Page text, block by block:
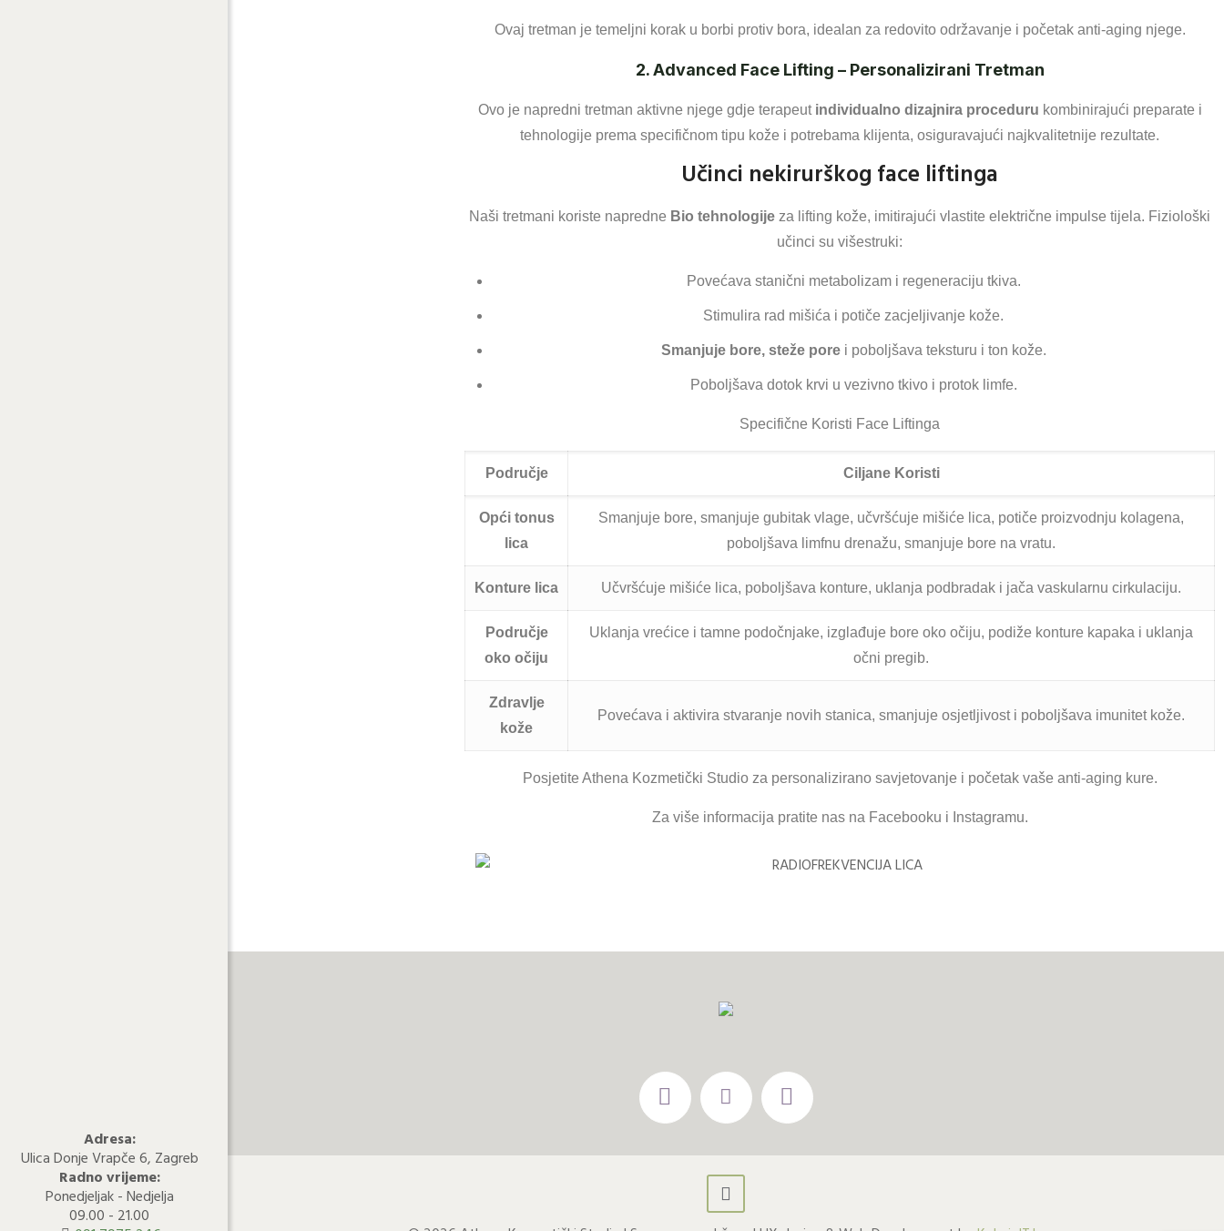
Adresa:
Ulica Donje Vrapče 6, Zagreb
Radno vrijeme:
Ponedjeljak - Nedjelja
09.00 - 21.00
Ovaj tretman je temeljni korak u borbi protiv bora, idealan za redovito održavanje i početak anti-aging njege.
2. Advanced Face Lifting – Personalizirani Tretman
Ovo je napredni tretman aktivne njege gdje terapeut individualno dizajnira proceduru kombinirajući preparate i
tehnologije prema specifičnom tipu kože i potrebama klijenta, osiguravajući najkvalitetnije rezultate.
Učinci nekirurškog face liftinga
Naši tretmani koriste napredne Bio tehnologije za lifting kože, imitirajući vlastite električne impulse tijela. Fiziološki
učinci su višestruki:
Povećava stanični metabolizam i regeneraciju tkiva.
Stimulira rad mišića i potiče zacjeljivanje kože.
Smanjuje bore, steže porei poboljšava teksturu i ton kože.
Poboljšava dotok krvi u vezivno tkivo i protok limfe.
Specifične Koristi Face Liftinga
Područje Ciljane Koristi
Opći tonus
lica
Smanjuje bore, smanjuje gubitak vlage, učvršćuje mišiće lica, potiče proizvodnju kolagena,
poboljšava limfnu drenažu, smanjuje bore na vratu.
Konture lica Učvršćuje mišiće lica, poboljšava konture, uklanja podbradak i jača vaskularnu cirkulaciju.
Područje
oko očiju
Uklanja vrećice i tamne podočnjake, izglađuje bore oko očiju, podiže konture kapaka i uklanja
očni pregib.
Zdravlje
kože
Povećava i aktivira stvaranje novih stanica, smanjuje osjetljivost i poboljšava imunitet kože.
Posjetite Athena Kozmetički Studio za personalizirano savjetovanje i početak vaše anti-aging kure.
Za više informacija pratite nas na Facebooku i Instagramu.